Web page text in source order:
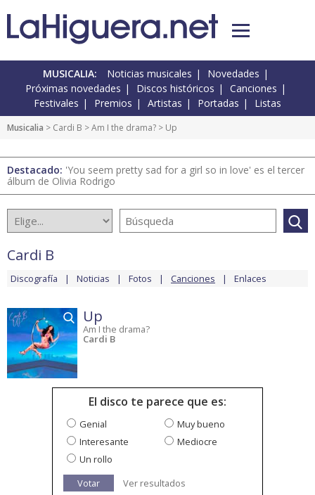
MUSICALIA: Noticias musicales
Novedades
Próximas novedades
Discos históricos
Canciones
Festivales
Premios Artistas Portadas Listas
Musicalia > Cardi B >Am I the drama? > Up
Destacado: 'You seem pretty sad for a girl so in love' es el tercer
álbum de Olivia Rodrigo
Cardi B
Discografía Noticias Fotos Canciones Enlaces
Up
Am I the drama?
Cardi B
El disco te parece que es:
Genial
Muy bueno
Interesante
Mediocre
Un rollo
Votar
Ver resultados